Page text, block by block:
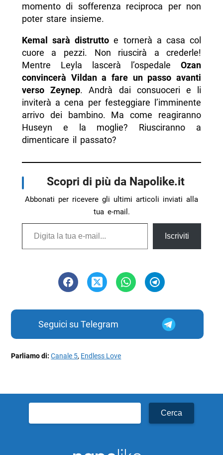
momento di sofferenza reciproca per non
poter stare insieme.
Kemal sarà distrutto e tornerà a casa col
cuore a pezzi. Non riuscirà a crederle!
Mentre Leyla lascerà l’ospedaleOzan
convincerà Vildan a fare un passo avanti
verso Zeynep. Andrà dai consuoceri e li
inviterà a cena per festeggiare l’imminente
arrivo dei bambino. Ma come reagiranno
Huseyn e la moglie? Riusciranno a
dimenticare il passato?
Scopri di più da Napolike.it
Abbonati per ricevere gli ultimi articoli inviati alla
tua e-mail.
Digita la tua e-mail...
Iscriviti
Seguici su Telegram
Parliamo di:Canale 5, Endless Love
per: